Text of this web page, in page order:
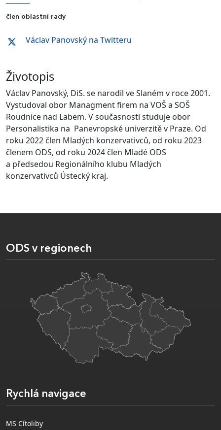
člen oblastní rady
Václav Panovský na Twitteru
Životopis
Václav Panovský, DiS. se narodil ve Slaném v roce 2001.
Vystudoval obor Managment firem na VOŠ a SOŠ
Roudnice nad Labem. V současnosti studuje obor
Personalistika na Panevropské univerzitě v Praze. Od
roku 2022 člen Mladých konzervativců, od roku 2023
členem ODS, od roku 2024 člen Mladé ODS
a předsedou Regionálního klubu Mladých
konzervativců Ústecký kraj.
ODS v regionech
Rychlá navigace
MS Cítoliby